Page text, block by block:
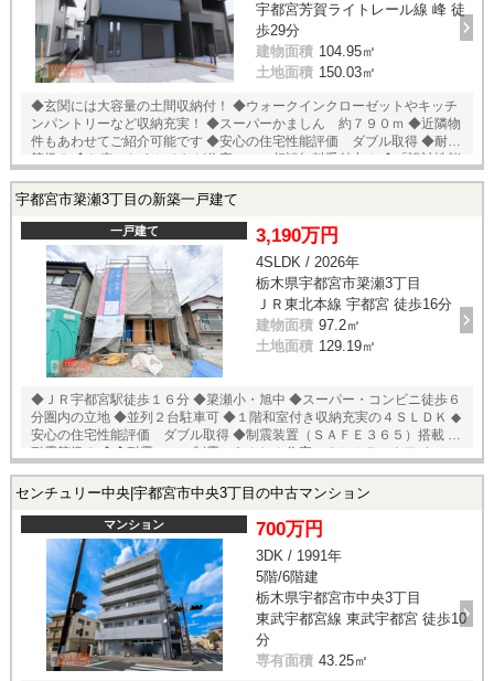
宇都宮芳賀ライトレール線 峰 徒
歩29分
建物面積 104.95㎡
土地面積 150.03㎡
◆玄関には大容量の土間収納付！ ◆ウォークインクローゼットやキッチ
ンパントリーなど収納充実！ ◆スーパーかましん 約７９０ｍ ◆近隣物
件もあわせてご紹介可能です ◆安心の住宅性能評価 ダブル取得 ◆耐震
等級３ ◆お車のおまとめなど住宅ローン相談無料受付中！ ◆「設計性能
示において、４項目すべて最上等級取得！！
宇都宮市簗瀬3丁目の新築一戸建て
一戸建て 3,190万円
4SLDK / 2026年
栃木県宇都宮市簗瀬3丁目
ＪＲ東北本線 宇都宮 徒歩16分
建物面積 97.2㎡
土地面積 129.19㎡
◆ＪＲ宇都宮駅徒歩１６分 ◆簗瀬小・旭中 ◆スーパー・コンビニ徒歩６
分圏内の立地 ◆並列２台駐車可 ◆１階和室付き収納充実の４ＳＬＤＫ ◆
安心の住宅性能評価 ダブル取得 ◆制震装置（ＳＡＦＥ３６５）搭載 ◆
耐震等級３ ◆◆耐震 ＋ 制震のあんしん住宅。ＱＵＩＥ（クワイエ）
家、壁全体で家を支え守る、耐力壁。
センチュリー中央|宇都宮市中央3丁目の中古マンション
マンション 700万円
3DK / 1991年
5階/6階建
栃木県宇都宮市中央3丁目
東武宇都宮線 東武宇都宮 徒歩10
分
専有面積 43.25㎡